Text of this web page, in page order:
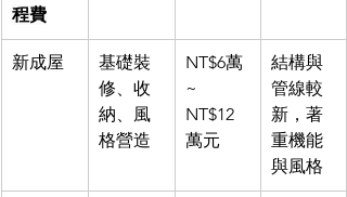
程費
新成屋
基礎裝
修、收
納、風
格營造
NT$6萬
~
NT$12
萬元
結構與
管線較
新，著
重機能
與風格